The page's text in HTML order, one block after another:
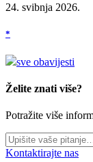
24. svibnja 2026.
*
sve obavijesti
Želite znati više?
Potražite više
Kontaktirajte nas